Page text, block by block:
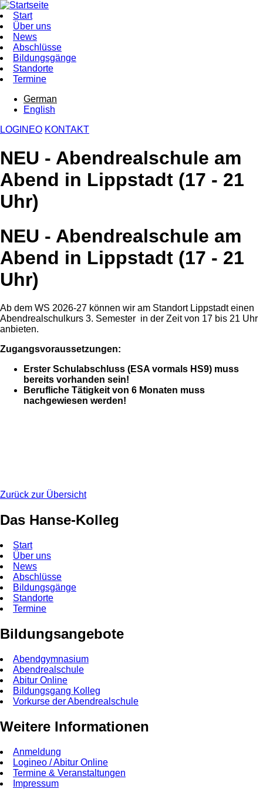
Direkt
zum
Inhalt
Hauptnavigation
Start
Über uns
News
Abschlüsse
Bildungsgänge
Standorte
Termine
German
English
LOGINEO KONTAKT
NEU - Abendrealschule am
Abend in Lippstadt (17 - 21
Uhr)
NEU - Abendrealschule am
Abend in Lippstadt (17 - 21
Uhr)
Ab dem WS 2026-27 können wir am Standort Lippstadt einen
Abendrealschulkurs 3. Semester in der Zeit von 17 bis 21 Uhr
anbieten.
Zugangsvoraussetzungen:
Erster Schulabschluss (ESA vormals HS9) muss
bereits vorhanden sein!
Berufliche Tätigkeit von 6 Monaten muss
nachgewiesen werden!
Zurück zur Übersicht
Das Hanse-Kolleg
Start
Über uns
News
Abschlüsse
Bildungsgänge
Standorte
Termine
Bildungsangebote
Abendgymnasium
Abendrealschule
Abitur Online
Bildungsgang Kolleg
Vorkurse der Abendrealschule
Weitere Informationen
Anmeldung
Logineo / Abitur Online
Termine & Veranstaltungen
Impressum